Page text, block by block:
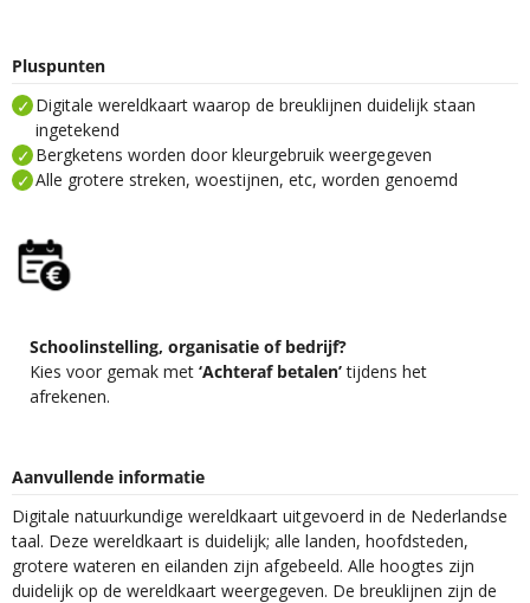
Pluspunten
Digitale wereldkaart waarop de breuklijnen duidelijk staan
ingetekend
Bergketens worden door kleurgebruik weergegeven
Alle grotere streken, woestijnen, etc, worden genoemd
Schoolinstelling, organisatie of bedrijf?
Kies voor gemak met ‘Achteraf betalen’tijdens het
afrekenen.
Aanvullende informatie
Digitale natuurkundige wereldkaart uitgevoerd in de Nederlandse
taal. Deze wereldkaart is duidelijk; alle landen, hoofdsteden,
grotere wateren en eilanden zijn afgebeeld. Alle hoogtes zijn
duidelijk op de wereldkaart weergegeven. De breuklijnen zijn de